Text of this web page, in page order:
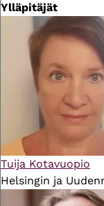
Ylläpitäjät
Tuija Kotavuopio
Helsingin ja